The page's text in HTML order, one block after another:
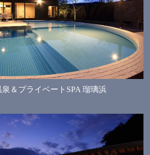
泉＆プライベートSPA 瑠璃浜